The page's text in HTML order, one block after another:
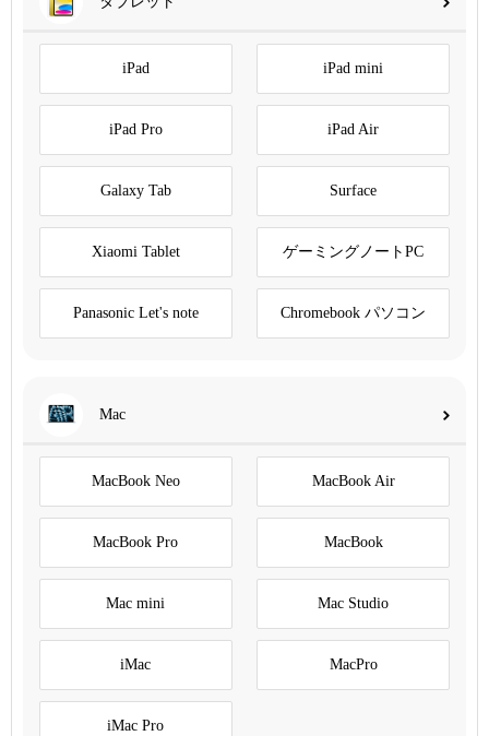
iPad iPad mini
iPad Pro iPad Air
Galaxy Tab Surface
Xiaomi Tablet ゲーミングノートPC
Panasonic Let's note Chromebook パソコン
Mac
MacBook Neo MacBook Air
MacBook Pro MacBook
Mac mini Mac Studio
iMac MacPro
iMac Pro